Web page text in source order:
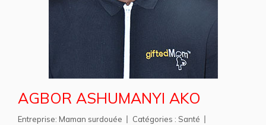
AGBOR ASHUMANYI AKO
Entreprise: Maman surdouée Catégories : Santé